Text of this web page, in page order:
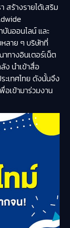
สร้างรายได้เสริม
นออนไลน์ และ
ลาย ๆ บริษัทที่
ทางอินเตอร์เน็ต
ง นำเข้าสื่อ
ะเทศไทย ดังนั้นจึง
อเข้ามาร่วมงาน